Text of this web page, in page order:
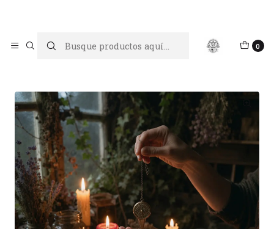
0
Inicio Limpiezas energéticas
Limpieza energética a distancia